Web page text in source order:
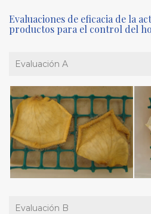
Evaluaciones de eficacia de la
productos para el control del
Evaluación A
Evaluación B